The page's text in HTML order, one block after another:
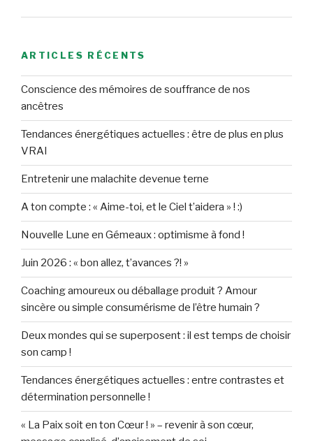
ARTICLES RÉCENTS
Conscience des mémoires de souffrance de nos
ancêtres
Tendances énergétiques actuelles : être de plus en plus
VRAI
Entretenir une malachite devenue terne
A ton compte : « Aime-toi, et le Ciel t’aidera » ! :)
Nouvelle Lune en Gémeaux : optimisme à fond !
Juin 2026 : « bon allez, t’avances ?! »
Coaching amoureux ou déballage produit ? Amour
sincère ou simple consumérisme de l’être humain ?
Deux mondes qui se superposent : il est temps de choisir
son camp !
Tendances énergétiques actuelles : entre contrastes et
détermination personnelle !
« La Paix soit en ton Cœur ! » – revenir à son cœur,